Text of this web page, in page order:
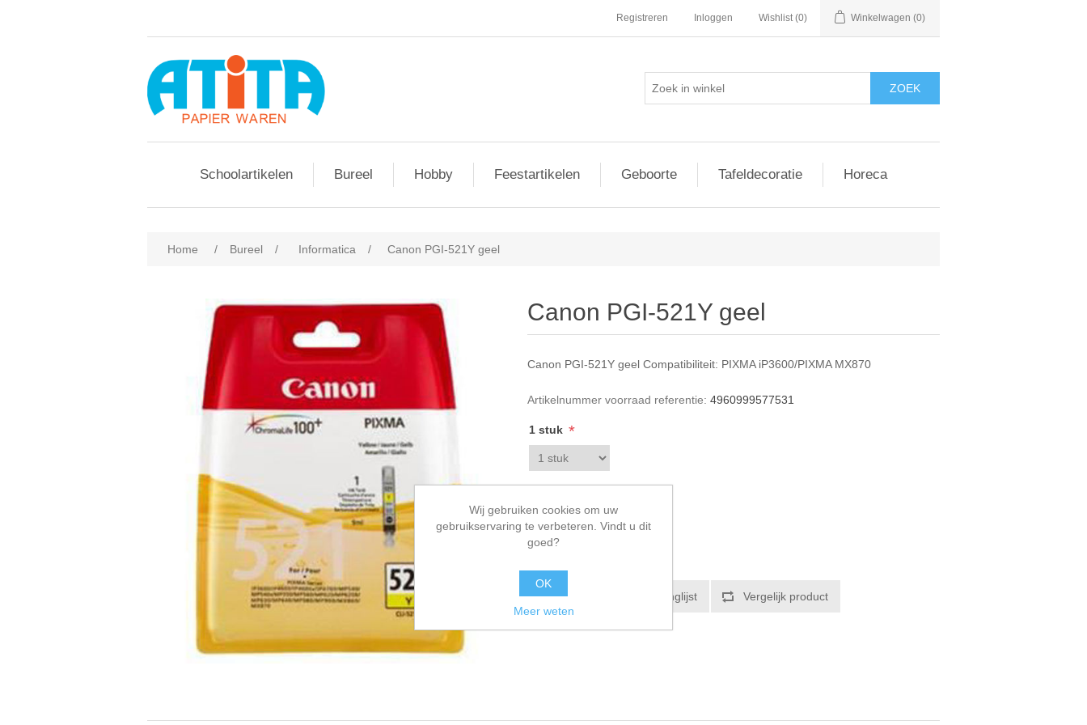
Registreren Inloggen Wishlist (0) Winkelwagen (0)
Schoolartikelen Bureel Hobby Feestartikelen Geboorte Tafeldecoratie Horeca
Home / Bureel / Informatica / Canon PGI-521Y geel
Canon PGI-521Y geel
Canon PGI-521Y geel Compatibiliteit: PIXMA iP3600/PIXMA MX870
Artikelnummer voorraad referentie: 4960999577531
1 stuk *
€16,60 incl. BTW
Wij gebruiken cookies om uw
gebruikservaring te verbeteren. Vindt u dit
goed?
OK
Meer weten